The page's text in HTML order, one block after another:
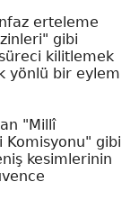
erteleme
gibi
kilitlemek
yönlü bir eylem
"Millî
Komisyonu" gibi
kesimlerinin